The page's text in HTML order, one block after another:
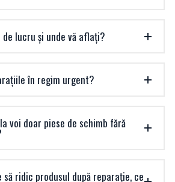
lucru și unde vă aflați?
în regim urgent?
voi doar piese de schimb fără
ridic produsul după reparație, ce